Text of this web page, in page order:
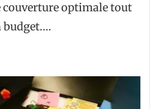
optimale tout
budget.…